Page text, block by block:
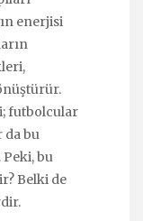
enerjisi
futbolcular
da bu
bu
Belki de